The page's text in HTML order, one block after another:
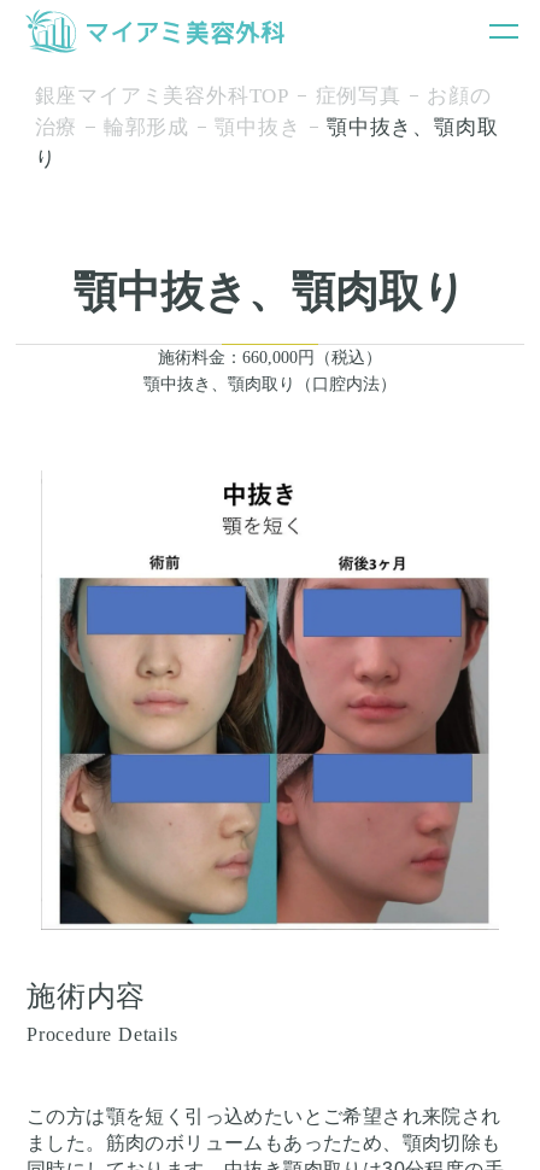
銀座マイアミ美容外科TOP 症例写真
お顔の
治療
輪郭形成 顎中抜き
顎中抜き、顎肉取
り
顎中抜き、顎肉取り
施術料金：660,000円（税込）
顎中抜き、顎肉取り（口腔内法）
施術内容
Procedure Details
この方は顎を短く引っ込めたいとご希望され来院され
ました。筋肉のボリュームもあったため、顎肉切除も